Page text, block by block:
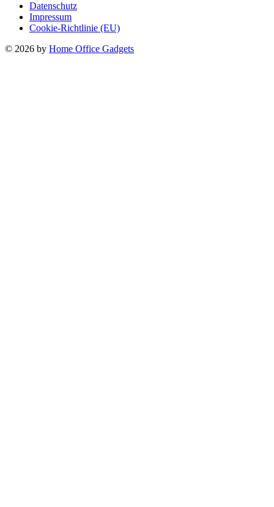
Datenschutz
Impressum
Cookie-Richtlinie (EU)
© 2026 by Home Office Gadgets